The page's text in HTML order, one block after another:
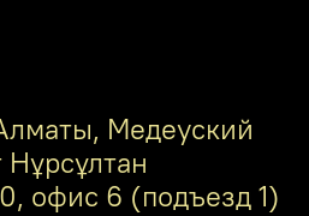
Медеуский
Нұрсұлтан
офис 6 (подъезд 1)